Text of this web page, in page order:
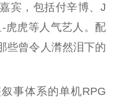
宾，包括付辛博、J
虎虎等人气艺人。配
些曾令人潸然泪下的
事体系的单机RPG